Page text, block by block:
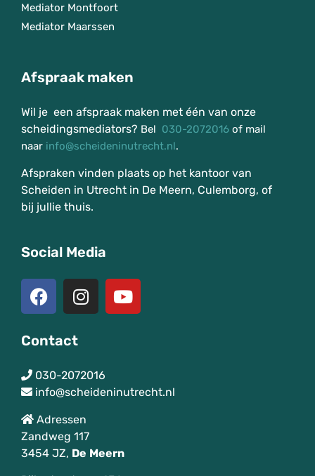
Mediator Montfoort
Mediator Maarssen
Afspraak maken
Wil je een afspraak maken met één van onze
scheidingsmediators? Bel 030-2072016 of mail
naar info@scheideninutrecht.nl.
Afspraken vinden plaats op het kantoor van
Scheiden in Utrecht in De Meern, Culemborg, of
bij jullie thuis.
Social Media
Contact
030-2072016
info@scheideninutrecht.nl
Adressen
Zandweg 117
3454 JZ, De Meern